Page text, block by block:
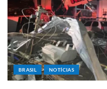
BRASIL NOTÍCIAS